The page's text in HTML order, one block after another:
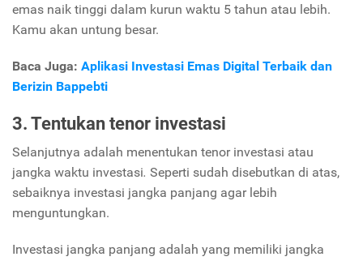
emas naik tinggi dalam kurun waktu 5 tahun atau lebih.
Kamu akan untung besar.
Baca Juga: Aplikasi Investasi Emas Digital Terbaik dan
Berizin Bappebti
3. Tentukan tenor investasi
Selanjutnya adalah menentukan tenor investasi atau
jangka waktu investasi. Seperti sudah disebutkan di atas,
sebaiknya investasi jangka panjang agar lebih
menguntungkan.
Investasi jangka panjang adalah yang memiliki jangka